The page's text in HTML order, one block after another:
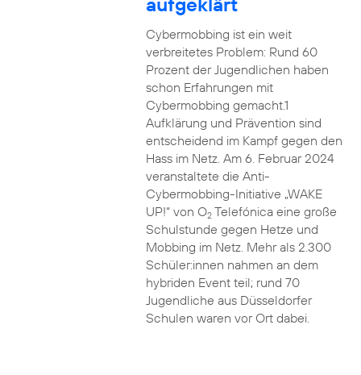
Cybermobbing ist ein weit
verbreitetes Problem: Rund 60
Prozent der Jugendlichen haben
schon Erfahrungen mit
Cybermobbing gemacht.1
Aufklärung und Prävention sind
entscheidend im Kampf gegen den
Hass im Netz. Am 6. Februar 2024
veranstaltete die Anti-
Cybermobbing-Initiative „WAKE
UP!“ von O2Telefónica eine große
Schulstunde gegen Hetze und
Mobbing im Netz. Mehr als 2.300
Schüler:innen nahmen an dem
hybriden Event teil; rund 70
Jugendliche aus Düsseldorfer
Schulen waren vor Ort dabei.